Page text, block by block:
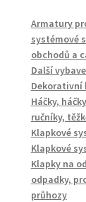
Armatury
systémové
obchodů a
Další
Dekorativní
Háčky,
ručníky,
Klapkové
Klapkové
Klapky na
odpadky,
průhozy